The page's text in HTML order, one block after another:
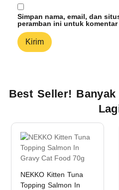
Simpan nama, email, dan
peramban ini untuk
Best Seller!
NEKKO Kitten Tuna
Topping Salmon In